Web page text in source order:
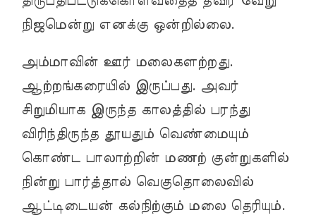
நிஜமென்று எனக்கு ஒன்றில்லை.
அம்மாவின் ஊர் மலைகளற்றது.
ஆற்றங்கரையில் இருப்பது. அவர்
சிறுமியாக இருந்த காலத்தில் பரந்து
விரிந்திருந்த தூயதும் வெண்மையும்
கொண்ட பாலாற்றின் மணற் குன்றுகளில்
நின்று பார்த்தால் வெகுதொலைவில்
ஆட்டிடையன் கல்நிற்கும் மலை தெரியும்.